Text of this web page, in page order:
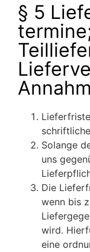
§ 5
Solange
uns
Die
wenn bis
wird.
eine